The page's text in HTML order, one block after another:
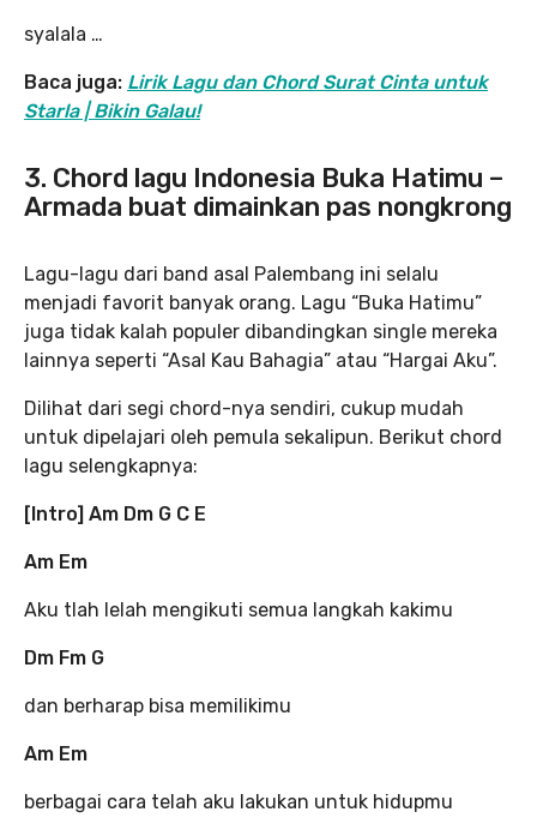
syalala …
Baca juga: Lirik Lagu dan Chord Surat Cinta untuk
Starla | Bikin Galau!
3. Chord lagu Indonesia Buka Hatimu –
Armada buat dimainkan pas nongkrong
Lagu-lagu dari band asal Palembang ini selalu
menjadi favorit banyak orang. Lagu “Buka Hatimu”
juga tidak kalah populer dibandingkan single mereka
lainnya seperti “Asal Kau Bahagia” atau “Hargai Aku”.
Dilihat dari segi chord-nya sendiri, cukup mudah
untuk dipelajari oleh pemula sekalipun. Berikut chord
lagu selengkapnya:
[Intro] Am Dm G C E
Am Em
Aku tlah lelah mengikuti semua langkah kakimu
Dm Fm G
dan berharap bisa memilikimu
Am Em
berbagai cara telah aku lakukan untuk hidupmu